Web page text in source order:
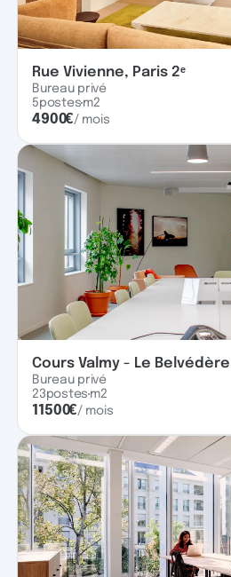
Rue Vivienne, Paris 2ᵉ
Bureau privé
5postesm2
4900€/ mois
Cours Valmy - Le
Bureau privé
23postes m2
11500€/ mois